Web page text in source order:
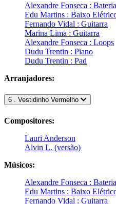
Alexandre Fonseca : Bateria
Edu Martins : Baixo
Fernando Vidal : Guitarra
Marina Lima : Guitarra
Alexandre Fonseca : Loops
Dudu Trentin : Piano
Dudu Trentin : Pad
Arranjadores:
6 . Vestidinho Vermelho
Compositores:
Lauri Anderson
Alvin L. (versão)
Músicos:
Alexandre Fonseca : Bateria
Edu Martins : Baixo
Fernando Vidal : Guitarra